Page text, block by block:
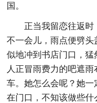
国。
正当我留恋往返时
不一会儿，雨点便劈
似地冲到书店门口，
人正冒雨费力的吧遮
车。她怎么会呢？她
在门口，不知该做些什